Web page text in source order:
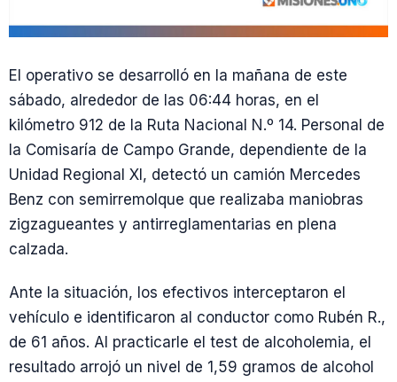
El operativo se desarrolló en la mañana de este
sábado, alrededor de las 06:44 horas, en el
kilómetro 912 de la Ruta Nacional N.º 14. Personal de
la Comisaría de Campo Grande, dependiente de la
Unidad Regional XI, detectó un camión Mercedes
Benz con semirremolque que realizaba maniobras
zigzagueantes y antirreglamentarias en plena
calzada.
Ante la situación, los efectivos interceptaron el
vehículo e identificaron al conductor como Rubén R.,
de 61 años. Al practicarle el test de alcoholemia, el
resultado arrojó un nivel de 1,59 gramos de alcohol